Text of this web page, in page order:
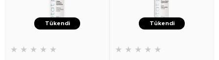
Tükendi
★ ★ ★ ★ ★
Tükendi
★ ★ ★ ★ ★